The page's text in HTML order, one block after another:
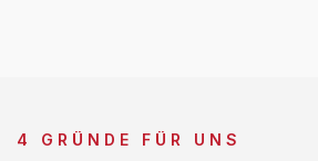
4 GRÜNDE FÜR UNS